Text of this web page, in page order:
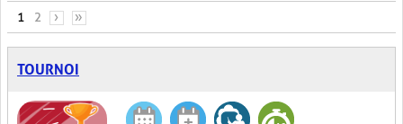
PAGES
1 2 › »
TOURNOI